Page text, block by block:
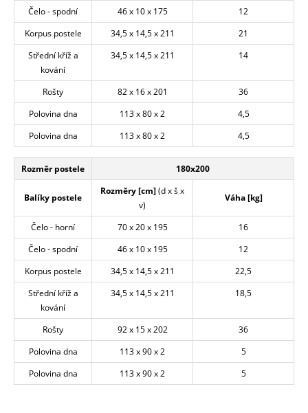
Čelo - spodní
46 x 10 x 175
12
Korpus postele
34,5 x 14,5 x 211
21
Střední kříž a
kování
34,5 x 14,5 x 211 14
Rošty 82 x 16 x 201
36
Polovina dna
113 x 80 x 2
4,5
Polovina dna
113 x 80 x 2 4,5
Rozměr postele 180x200
Balíky postele
Rozměry [cm](d x š x
v)
Váha [kg]
Čelo - horní 70 x 20 x 195
16
Čelo - spodní
46 x 10 x 195
12
Korpus postele
34,5 x 14,5 x 211
22,5
Střední kříž a
kování
34,5 x 14,5 x 211 18,5
Rošty 92 x 15 x 202
36
Polovina dna
113 x 90 x 2
5
Polovina dna
113 x 90 x 2 5